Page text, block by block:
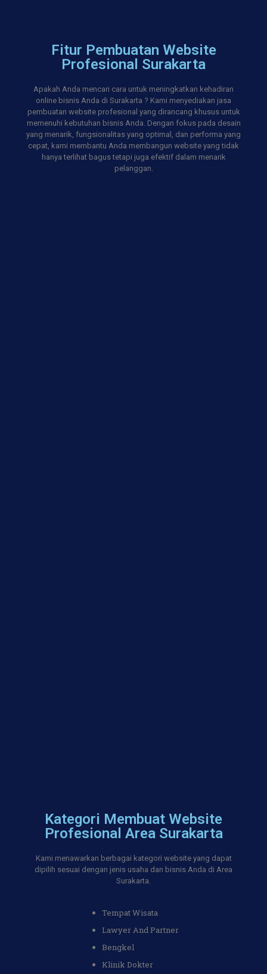
Fitur Pembuatan Website
Profesional Surakarta
Apakah Anda mencari cara untuk meningkatkan kehadiran
online bisnis Anda di Surakarta ? Kami menyediakan jasa
pembuatan website profesional yang dirancang khusus untuk
memenuhi kebutuhan bisnis Anda. Dengan fokus pada desain
yang menarik, fungsionalitas yang optimal, dan performa yang
cepat, kami membantu Anda membangun website yang tidak
hanya terlihat bagus tetapi juga efektif dalam menarik
pelanggan.
Kategori Membuat Website
Profesional Area Surakarta
Kami menawarkan berbagai kategori website yang dapat
dipilih sesuai dengan jenis usaha dan bisnis Anda di Area
Surakarta.
Tempat Wisata
Lawyer And Partner
Bengkel
Klinik Dokter